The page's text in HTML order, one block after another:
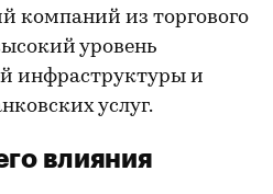
компаний из торгового
уровень
инфраструктуры и
услуг.
влияния